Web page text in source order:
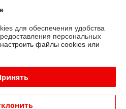
Deal.by
для обеспечения удобства
персональных
файлы cookies или